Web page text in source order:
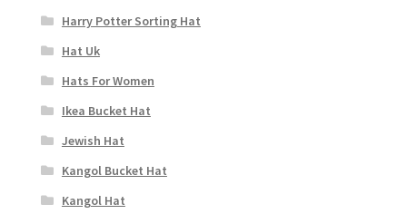
Harry Potter Sorting Hat
Hat Uk
Hats For Women
Ikea Bucket Hat
Jewish Hat
Kangol Bucket Hat
Kangol Hat